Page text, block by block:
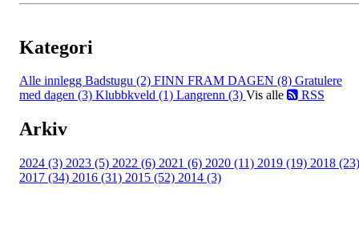
Kategori
Alle innlegg Badstugu (2) FINN FRAM DAGEN (8) Gratulere
med dagen (3) Klubbkveld (1) Langrenn (3) Vis alle RSS
Arkiv
2024 (3) 2023 (5) 2022 (6) 2021 (6) 2020 (11) 2019 (19) 2018 (23)
2017 (34) 2016 (31) 2015 (52) 2014 (3)